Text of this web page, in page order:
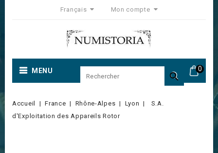
Français Mon compte
0
MENU 
Accueil France Rhône-Alpes Lyon
S.A.
d'Exploitation des Appareils Rotor